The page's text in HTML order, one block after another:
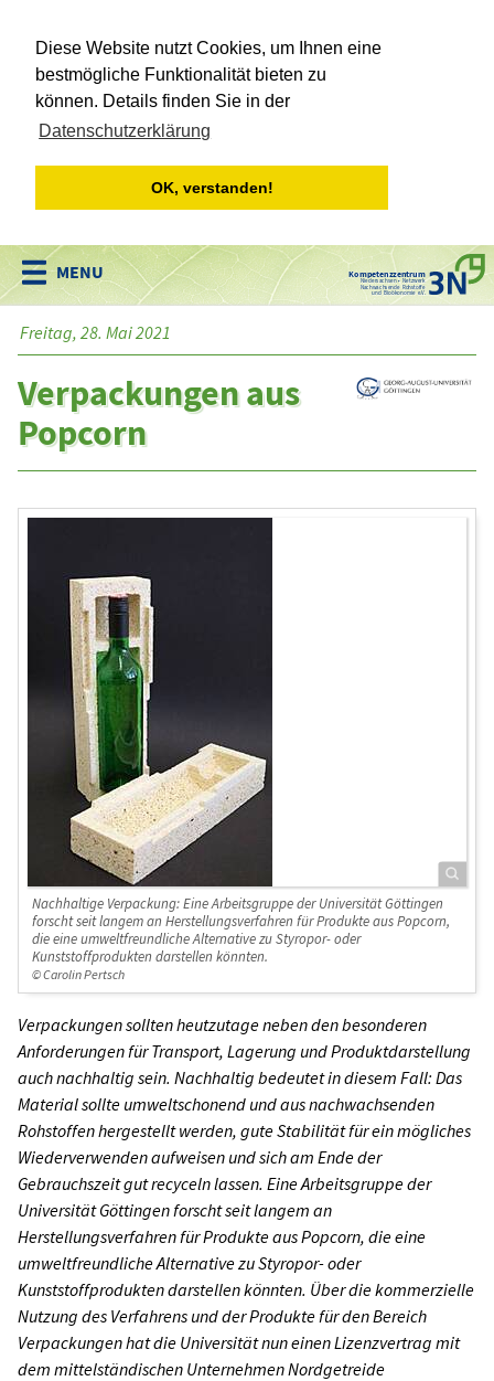
Diese Website nutzt Cookies, um Ihnen eine
bestmögliche Funktionalität bieten zu
können. Details finden Sie in der
Datenschutzerklärung
OK, verstanden!
Kompetenzzentrum
Niedersachsen • Netzwerk
Nachwachsende Rohstoffe
und Bioökonomie e.V.
Freitag, 28. Mai 2021
Verpackungen aus
Popcorn
Nachhaltige Verpackung: Eine Arbeitsgruppe der Universität Göttingen
forscht seit langem an Herstellungsverfahren für Produkte aus Popcorn,
die eine umweltfreundliche Alternative zu Styropor- oder
Kunststoffprodukten darstellen könnten.
© Carolin Pertsch
Verpackungen sollten heutzutage neben den besonderen
Anforderungen für Transport, Lagerung und Produktdarstellung
auch nachhaltig sein. Nachhaltig bedeutet in diesem Fall: Das
Material sollte umweltschonend und aus nachwachsenden
Rohstoffen hergestellt werden, gute Stabilität für ein mögliches
Wiederverwenden aufweisen und sich am Ende der
Gebrauchszeit gut recyceln lassen. Eine Arbeitsgruppe der
Universität Göttingen forscht seit langem an
Herstellungsverfahren für Produkte aus Popcorn, die eine
umweltfreundliche Alternative zu Styropor- oder
Kunststoffprodukten darstellen könnten. Über die kommerzielle
Nutzung des Verfahrens und der Produkte für den Bereich
Verpackungen hat die Universität nun einen Lizenzvertrag mit
dem mittelständischen Unternehmen Nordgetreide